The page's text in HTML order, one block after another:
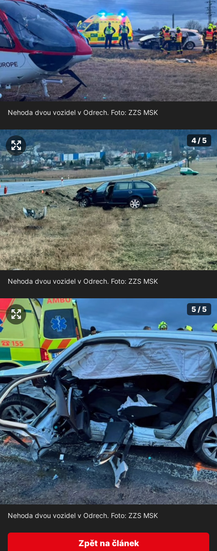
Nehoda dvou vozidel v Odrech. Foto: ZZS MSK
4 / 5
Nehoda dvou vozidel v Odrech. Foto: ZZS MSK
5 / 5
Nehoda dvou vozidel v Odrech. Foto: ZZS MSK
Zpět na článek